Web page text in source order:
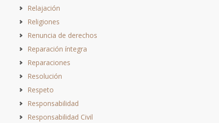
Relajación
Religiones
Renuncia de derechos
Reparación íntegra
Reparaciones
Resolución
Respeto
Responsabilidad
Responsabilidad Civil